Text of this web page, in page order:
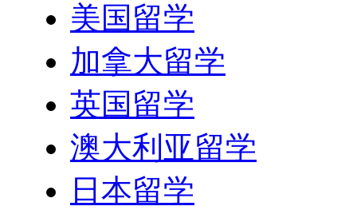
美国留学
加拿大留学
英国留学
澳大利亚留学
日本留学